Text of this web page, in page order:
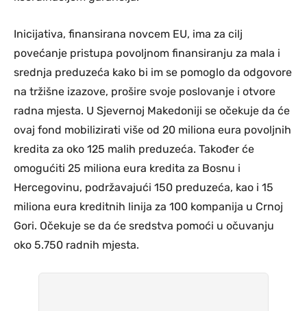
Inicijativa, finansirana novcem EU, ima za cilj
povećanje pristupa povoljnom finansiranju za mala i
srednja preduzeća kako bi im se pomoglo da odgovore
na tržišne izazove, prošire svoje poslovanje i otvore
radna mjesta. U Sjevernoj Makedoniji se očekuje da će
ovaj fond mobilizirati više od 20 miliona eura povoljnih
kredita za oko 125 malih preduzeća. Također će
omogućiti 25 miliona eura kredita za Bosnu i
Hercegovinu, podržavajući 150 preduzeća, kao i 15
miliona eura kreditnih linija za 100 kompanija u Crnoj
Gori. Očekuje se da će sredstva pomoći u očuvanju
oko 5.750 radnih mjesta.